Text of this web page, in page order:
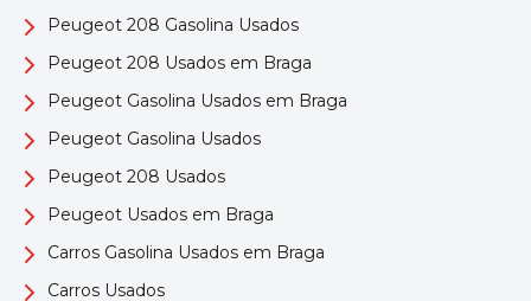
Peugeot 208 Gasolina Usados
Peugeot 208 Usados em Braga
Peugeot Gasolina Usados em Braga
Peugeot Gasolina Usados
Peugeot 208 Usados
Peugeot Usados em Braga
Carros Gasolina Usados em Braga
Carros Usados